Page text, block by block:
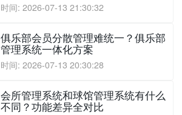
时间: 2026-07-13 21:30:32
俱乐部会员分散管理难统一？俱乐部
管理系统一体化方案
时间: 2026-07-13 20:30:28
会所管理系统和球馆管理系统有什么
不同？功能差异全对比